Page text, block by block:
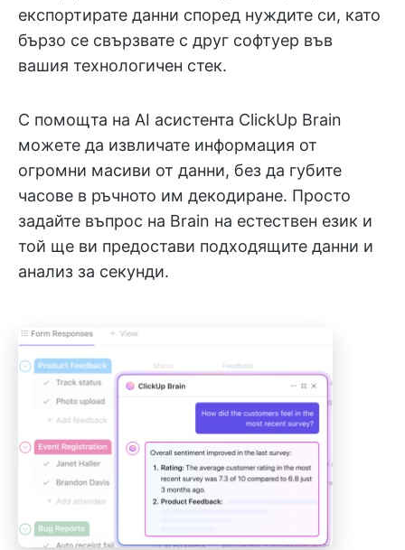
експортирате данни според нуждите си, като
бързо се свързвате с друг софтуер във
вашия технологичен стек.
С помощта на AI асистента ClickUp Brain
можете да извличате информация от
огромни масиви от данни, без да губите
часове в ръчното им декодиране. Просто
задайте въпрос на Brain на естествен език и
той ще ви предостави подходящите данни и
анализ за секунди.